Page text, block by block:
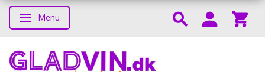
Toggle navigation
Menu